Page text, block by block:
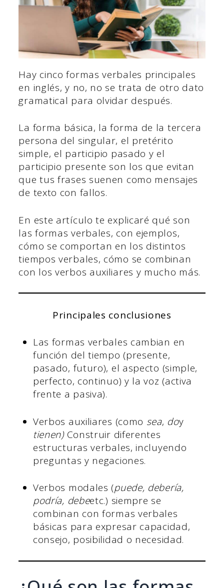
Hay cinco formas verbales principales
en inglés, y no, no se trata de otro dato
gramatical para olvidar después.
La forma básica, la forma de la tercera
persona del singular, el pretérito
simple, el participio pasado y el
participio presente son los que evitan
que tus frases suenen como mensajes
de texto con fallos.
En este artículo te explicaré qué son
las formas verbales, con ejemplos,
cómo se comportan en los distintos
tiempos verbales, cómo se combinan
con los verbos auxiliares y mucho más.
Principales conclusiones
Las formas verbales cambian en
función del tiempo (presente,
pasado, futuro), el aspecto (simple,
perfecto, continuo) y la voz (activa
frente a pasiva).
Verbos auxiliares (como sea, doy
tienen)Construir diferentes
estructuras verbales, incluyendo
preguntas y negaciones.
Verbos modales (puede, debería,
podría, debeetc.) siempre se
combinan con formas verbales
básicas para expresar capacidad,
consejo, posibilidad o necesidad.